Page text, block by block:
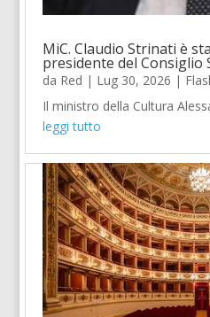
MiC. Claudio Strinati è
presidente del Consiglio
da Red | Lug 30, 2026 |
Il ministro della Cultura
leggi tutto